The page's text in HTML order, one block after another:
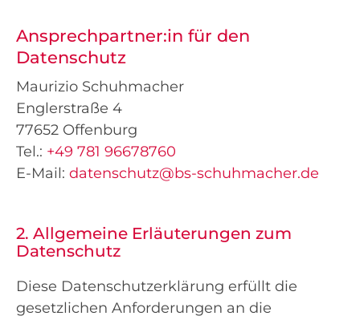
Ansprechpartner:in für den
Datenschutz
Maurizio Schuhmacher
Englerstraße 4
77652 Offenburg
Tel.: +49 781 96678760
E-Mail: datenschutz@bs-schuhmacher.de
2. Allgemeine Erläuterungen zum
Datenschutz
Diese Datenschutzerklärung erfüllt die
gesetzlichen Anforderungen an die